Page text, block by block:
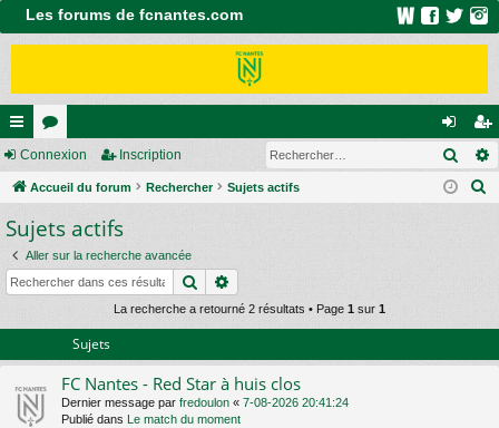
Les forums de fcnantes.com
ac
co
ur
ci
s
or
u
m
s
on
ne
ns
cri
Connexion Inscription
Accueil du forum Rechercher Sujets actifs
c
h
Sujets actifs
Aller sur la recherche avancée
Rechercher
La recherche a retourné 2 résultats • Page 1 sur 1
Sujets
FC Nantes - Red Star à huis clos
Dernier message par fredoulon « 7-08-2026 20:41:24
Publié dans Le match du moment